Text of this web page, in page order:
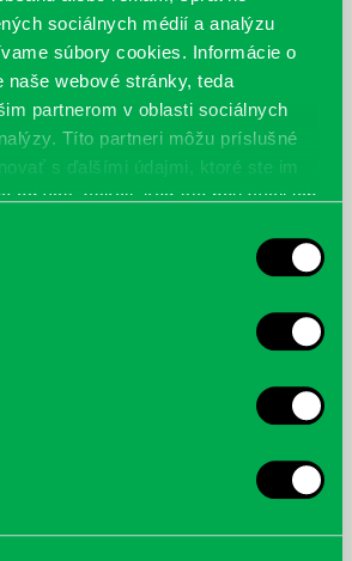
sociálnych médií a analýzu
súbory cookies. Informácie o
naše webové stránky, teda
partnerom v oblasti sociálnych
Títo partneri môžu príslušné
s ďalšími údajmi, ktoré ste im
od vás získali, keď ste používali ich